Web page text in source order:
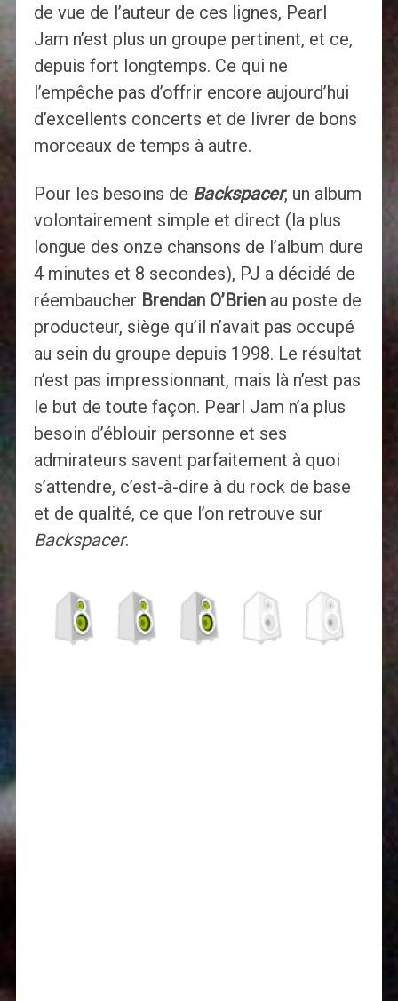
de vue de l’auteur de ces lignes, Pearl
Jam n’est plus un groupe pertinent, et ce,
depuis fort longtemps. Ce qui ne
l’empêche pas d’offrir encore aujourd’hui
d’excellents concerts et de livrer de bons
morceaux de temps à autre.
Pour les besoins de Backspacer, un album
volontairement simple et direct (la plus
longue des onze chansons de l’album dure
4 minutes et 8 secondes), PJ a décidé de
réembaucher Brendan O’Brienau poste de
producteur, siège qu’il n’avait pas occupé
au sein du groupe depuis 1998. Le résultat
n’est pas impressionnant, mais là n’est pas
le but de toute façon. Pearl Jam n’a plus
besoin d’éblouir personne et ses
admirateurs savent parfaitement à quoi
s’attendre, c’est-à-dire à du rock de base
et de qualité, ce que l’on retrouve sur
Backspacer.